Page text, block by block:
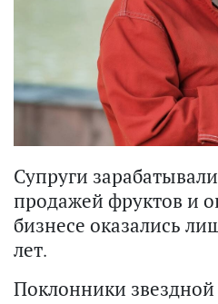
Супруги
продажей фруктов и
бизнесе оказались
лет.
Поклонники